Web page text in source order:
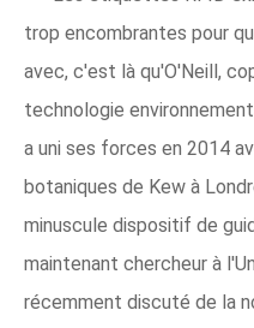
trop encombrantes pour
avec, c'est là qu'O'Neill,
technologie
a uni ses forces en 2014
botaniques de Kew à
minuscule dispositif de
maintenant chercheur à
récemment discuté de la